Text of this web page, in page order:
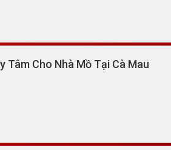
Tâm Cho Nhà Mồ Tại Cà Mau